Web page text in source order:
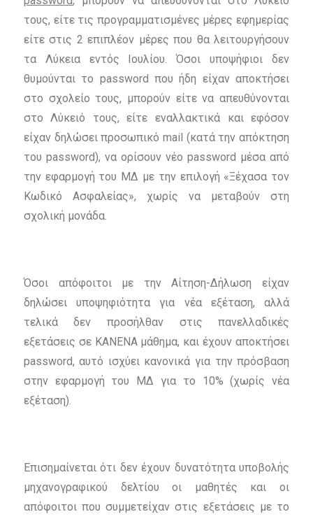
τους, είτε τις προγραμματισμένες μέρες εφημερίας
είτε στις 2 επιπλέον μέρες που θα λειτουργήσουν
τα Λύκεια εντός Ιουλίου. Όσοι υποψήφιοι δεν
θυμούνται το password που ήδη είχαν αποκτήσει
στο σχολείο τους, μπορούν είτε να απευθύνονται
στο Λύκειό τους, είτε εναλλακτικά και εφόσον
είχαν δηλώσει προσωπικό mail (κατά την απόκτηση
του password), να ορίσουν νέο password μέσα από
την εφαρμογή του ΜΔ με την επιλογή «Ξέχασα τον
Κωδικό Ασφαλείας», χωρίς να μεταβούν στη
σχολική μονάδα.
Όσοι απόφοιτοι με την Αίτηση-Δήλωση είχαν
δηλώσει υποψηφιότητα για νέα εξέταση, αλλά
τελικά δεν προσήλθαν στις πανελλαδικές
εξετάσεις σε ΚΑΝΕΝΑ μάθημα, και έχουν αποκτήσει
password, αυτό ισχύει κανονικά για την πρόσβαση
στην εφαρμογή του ΜΔ για το 10% (χωρίς νέα
εξέταση).
Επισημαίνεται ότι δεν έχουν δυνατότητα υποβολής
μηχανογραφικού δελτίου οι μαθητές και οι
απόφοιτοι που συμμετείχαν στις εξετάσεις με το